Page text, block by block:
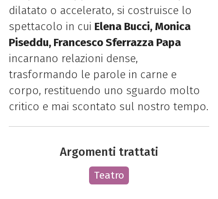
dilatato o accelerato, si costruisce lo
spettacolo in cui Elena Bucci, Monica
Piseddu, Francesco Sferrazza Papa
incarnano relazioni dense,
trasformando le parole in carne e
corpo, restituendo uno sguardo molto
critico e mai scontato sul nostro tempo.
Argomenti trattati
Teatro